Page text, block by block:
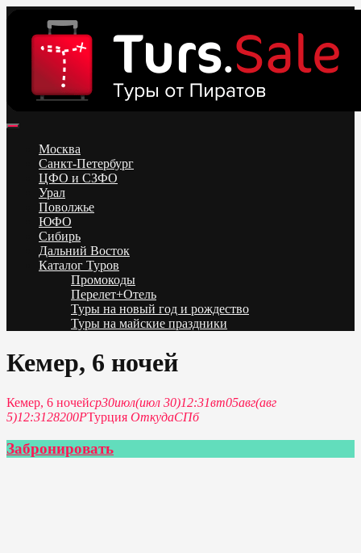
content
Низкие цены на путевки 3-7-10 ночей все включено, отдых на
море. Распродажа экскурсионных и горнолыжных туров.
Обновление каждый день. Официальный сайт Тур Сейл
Москва
Санкт-Петербург
ЦФО и СЗФО
Урал
Поволжье
ЮФО
Сибирь
Дальний Восток
Каталог Туров
Промокоды
Перелет+Отель
Туры на новый год и рождество
Туры на майские праздники
Кемер, 6 ночей
Кемер, 6 ночейср30июл(июл 30)12:31вт05авг(авг
5)12:3128200PТурция ОткудаСПб
Забронировать